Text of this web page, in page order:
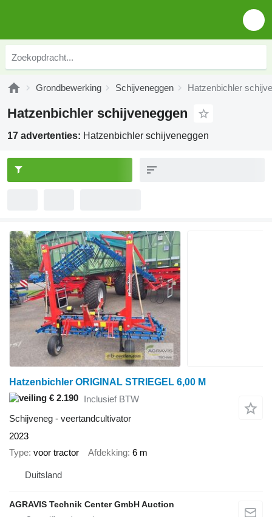
Grondbewerking Schijveneggen Hatzenbichler
Hatzenbichler schijveneggen
17 advertenties: Hatzenbichler schijveneggen
Hatzenbichler ORIGINAL STRIEGEL 6,00 M
€ 2.190 Inclusief BTW
Schijveneg - veertandcultivator
2023
Type voor tractor Afdekking 6 m
Duitsland
AGRAVIS Technik Center GmbH Auction